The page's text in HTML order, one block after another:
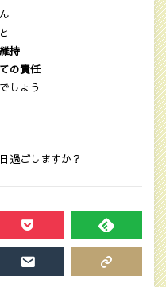
と
持
の責任
しょう
過ごしますか？
FEEDLY